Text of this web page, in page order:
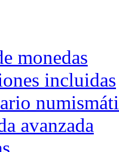
monedas
incluidas
avanzada